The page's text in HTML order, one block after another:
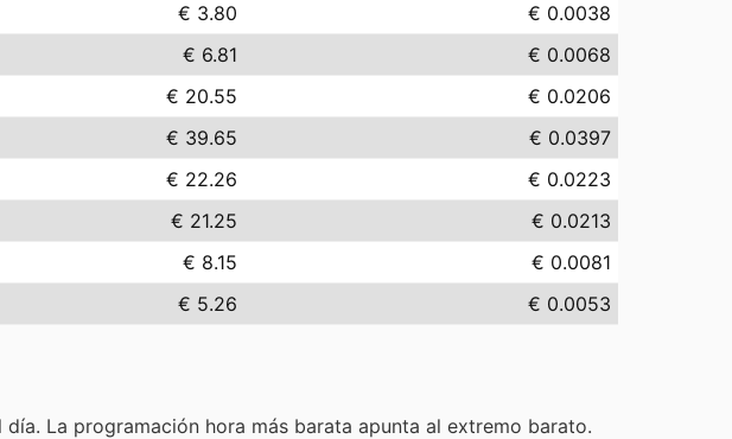
€ 3.80
€ 0.0038
€ 6.81
€ 0.0068
€ 20.55
€ 0.0206
€ 39.65
€ 0.0397
€ 22.26
€ 0.0223
€ 21.25
€ 0.0213
€ 8.15
€ 0.0081
€ 5.26 € 0.0053
La programación hora más barata apunta al extremo barato.